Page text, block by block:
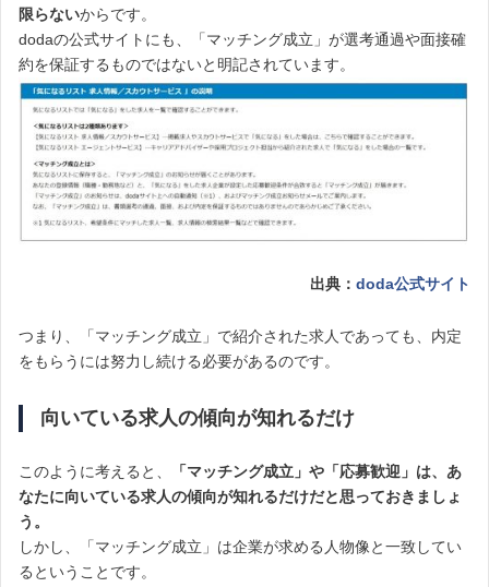
限らないからです。
dodaの公式サイトにも、「マッチング成立」が選考通過や面接確
約を保証するものではないと明記されています。
出典： doda公式サイト
つまり、「マッチング成立」で紹介された求人であっても、内定
をもらうには努力し続ける必要があるのです。
向いている求人の傾向が知れるだけ
このように考えると、
「マッチング成立」や「応募歓迎」は、あ
なたに向いている求人の傾向が知れるだけだと思っておきましょ
う。
しかし、「マッチング成立」は企業が求める人物像と一致してい
るということです。